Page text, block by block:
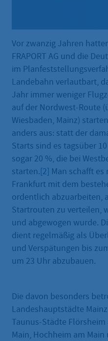
Vor zwanzig Jahren
FRAPORT AG und die
im
Landebahn verlautbart,
Jahr immer weniger
auf der Nordwest-Route
Wiesbaden, Mainz)
anders aus: statt der
Starts sind es tagsüber
sogar 20 %, die bei
starten.[2] Man schafft
Frankfurt mit dem
ordentlich abzuarbeiten,
Startrouten zu verteilen,
und abgewogen wurde.
dient regelmäßig als
und Verspätungen bis
um 23 Uhr abzubauen.
Die davon besonders
Landeshauptstädte
Taunus-Städte
Main, Hochheim am